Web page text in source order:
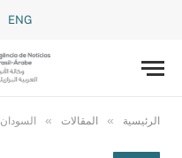
ENG
الرئيسية » المقالات »